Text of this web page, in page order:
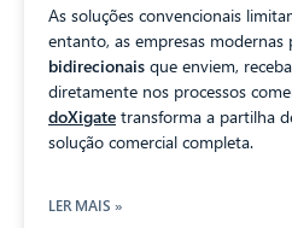
As soluções convencionais
entanto, as empresas modernas
bidirecionais que enviem,
diretamente nos processos
doXigate transforma a partilha
solução comercial completa.
LER MAIS »